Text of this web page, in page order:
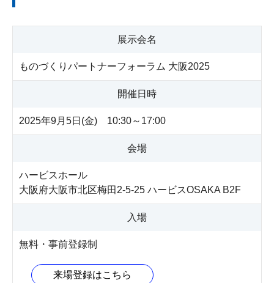
展示会名
ものづくりパートナーフォーラム 大阪2025
開催日時
2025年9月5日(金) 10:30～17:00
会場
ハービスホール
大阪府大阪市北区梅田2-5-25 ハービスOSAKA B2F
入場
無料・事前登録制
来場登録はこちら